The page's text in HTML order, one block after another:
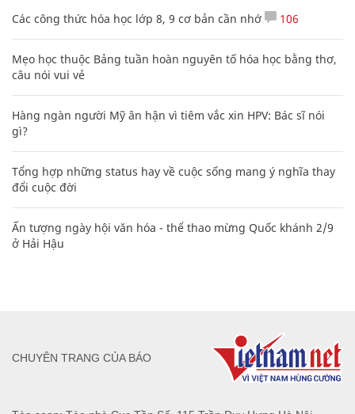
Các công thức hóa học lớp 8, 9 cơ bản cần nhớ 106
Mẹo học thuộc Bảng tuần hoàn nguyên tố hóa học bằng thơ,
câu nói vui vẻ
Hàng ngàn người Mỹ ân hận vì tiêm vắc xin HPV: Bác sĩ nói
gì?
Tổng hợp những status hay về cuộc sống mang ý nghĩa thay
đổi cuộc đời
Ấn tượng ngày hội văn hóa - thể thao mừng Quốc khánh 2/9
ở Hải Hậu
CHUYÊN TRANG CỦA BÁO